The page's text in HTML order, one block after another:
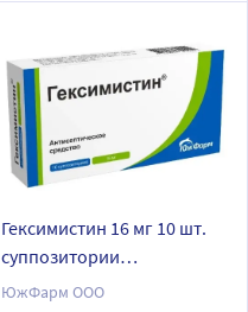
Гексимистин 16 мг 10 шт.
суппозитории
вагинальные
ЮжФарм ООО